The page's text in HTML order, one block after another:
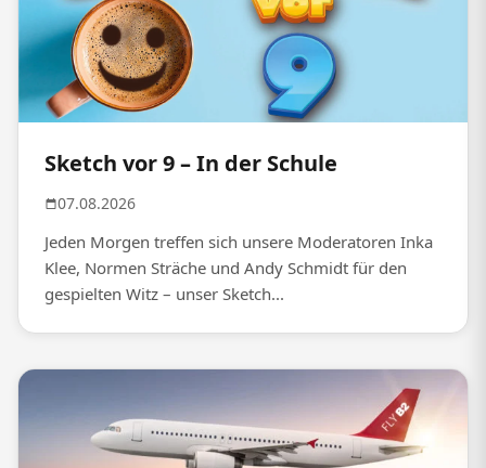
Sketch vor 9 – In der Schule
07.08.2026
Jeden Morgen treffen sich unsere Moderatoren Inka
Klee, Normen Sträche und Andy Schmidt für den
gespielten Witz – unser Sketch...